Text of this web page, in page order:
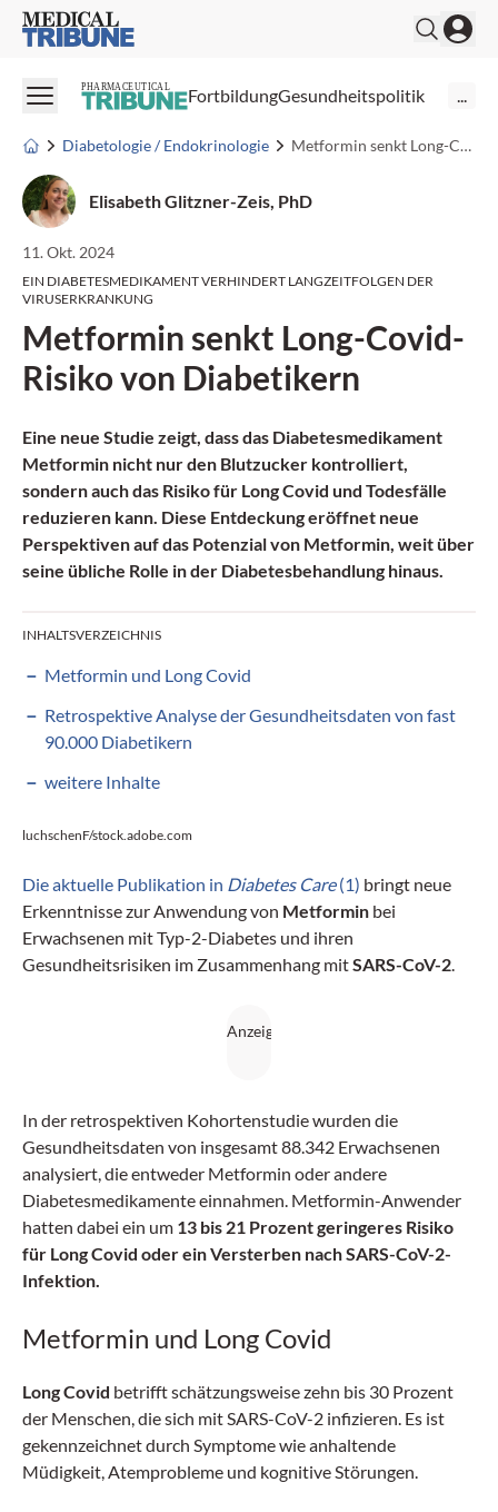
Medical Tribune
PHARMACEUTICAL FortbildungGesundheitspolitik ...
Diabetologie / Endokrinologie Metformin senkt Long-Covid-Risiko von Diabetikern
Elisabeth Glitzner-Zeis, PhD
11. Okt. 2024
EIN DIABETESMEDIKAMENT VERHINDERT LANGZEITFOLGEN DER
VIRUSERKRANKUNG
Metformin senkt Long-Covid-
Risiko von Diabetikern
Eine neue Studie zeigt, dass das Diabetesmedikament
Metformin nicht nur den Blutzucker kontrolliert,
sondern auch das Risiko für Long Covid und Todesfälle
reduzieren kann. Diese Entdeckung eröffnet neue
Perspektiven auf das Potenzial von Metformin, weit über
seine übliche Rolle in der Diabetesbehandlung hinaus.
INHALTSVERZEICHNIS
Metformin und Long Covid
Retrospektive Analyse der Gesundheitsdaten von fast
90.000 Diabetikern
weitere Inhalte
luchschenF/stock.adobe.com
Die aktuelle Publikation in Diabetes Care(1) bringt neue
Erkenntnisse zur Anwendung von Metformin bei
Erwachsenen mit Typ-2-Diabetes und ihren
Gesundheitsrisiken im Zusammenhang mitSARS-CoV-2
In der retrospektiven Kohortenstudie wurden die
Gesundheitsdaten von insgesamt 88.342 Erwachsenen
analysiert, die entweder Metformin oder andere
Diabetesmedikamente einnahmen. Metformin-Anwender
hatten dabei ein um 13 bis 21 Prozent geringeres Risiko
für Long Covid oder ein Versterben nach SARS-CoV-2-
Infektion
Metformin und Long Covid
Long Covid betrifft schätzungsweise zehn bis 30 Prozent
der Menschen, die sich mit SARS-CoV-2 infizieren. Es ist
gekennzeichnet durch Symptome wie anhaltende
Müdigkeit, Atemprobleme und kognitive Störungen.